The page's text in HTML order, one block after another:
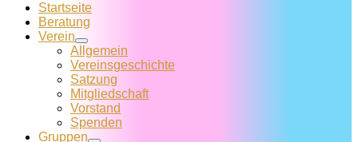
Startseite
Beratung
Verein
Allgemein
Vereins­geschichte
Satzung
Mitglied­schaft
Vorstand
Spenden
Gruppen